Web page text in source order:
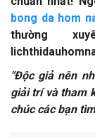
bong da hom
thường
"Độc giả nên
giải trí và tham
chúc các bạn